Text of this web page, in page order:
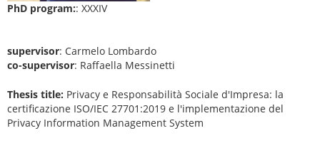
PhD program:: XXXIV
supervisor: Carmelo Lombardo
co-supervisor: Raffaella Messinetti
Thesis title: Privacy e Responsabilità Sociale d'Impresa: la
certificazione ISO/IEC 27701:2019 e l'implementazione del
Privacy Information Management System